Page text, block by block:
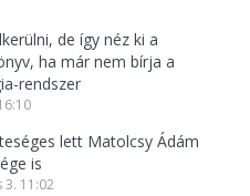
de így néz ki a
ha már nem bírja a
rendszer
lett Matolcsy Ádám
is
3. 11:02